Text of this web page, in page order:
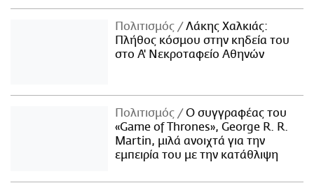
Πολιτισμός
Λάκης Χαλκιάς:
Πλήθος κόσμου στην κηδεία του
στο Α' Νεκροταφείο Αθηνών
Πολιτισμός
Ο συγγραφέας του
«Game of Thrones», George R. R.
Martin, μιλά ανοιχτά για την
εμπειρία του με την κατάθλιψη